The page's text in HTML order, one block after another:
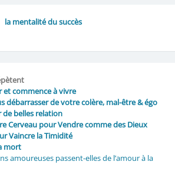
la mentalité du succès
et commence à vivre
débarrasser de votre colère, mal-être & égo
de belles relation
Cerveau pour Vendre comme des Dieux
Vaincre la Timidité
mort
amoureuses passent-elles de l’amour à la